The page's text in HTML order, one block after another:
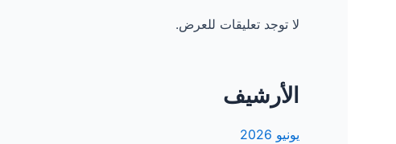
لا توجد تعليقات للعرض.
الأرشيف
يونيو 2026